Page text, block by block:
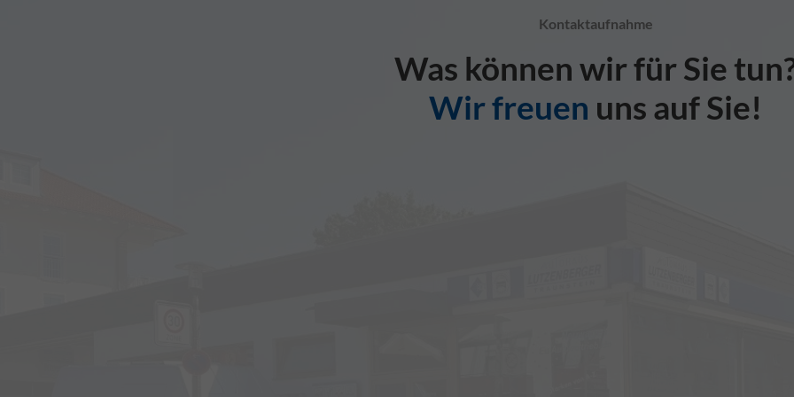
Kontaktaufnahme
Was können wir für Sie
Wir freuen uns auf Sie!